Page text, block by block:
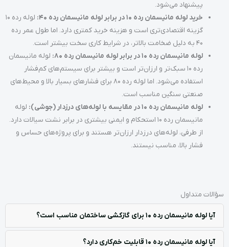
پیشنهاد می‌شود.
خرید لوله مانیسمان رده 10 در برابر لوله مانیسمان رده 40:
لوله رده 10
گزینه اقتصادی‌تری است و هزینه خرید کمتری دارد. اما طول عمر رده
40 به دلیل ضخامت بالاتر، در شرایط کاری سخت بیشتر است.
لوله مانیسمان رده 10 در برابر لوله مانیسمان رده 80:
لوله مانیسمان
رده 10 سبک‌تر و ارزان‌تر است و بیشتر برای سیستم‌های کم‌فشار
استفاده می‌شود. اما لوله رده 80 برای فشارهای بسیار بالا و محیط‌های
صنعتی سنگین مناسب است.
لوله مانیسمان رده 10 در مقایسه با لوله‌های درزدار (جوشی):
لوله
مانیسمان رده 10 استحکام و ایمنی بیشتری در برابر نشت سیالات دارد.
از طرفی، لوله‌های درزدار ارزان‌تر هستند و برای پروژه‌های حساس و
فشار بالا، مناسب نیستند.
سؤالات متداول
آیا لوله مانیسمان رده 10 برای گازکشی ساختمان مناسب است؟
آیا لوله مانیسمان رده 10 قابلیت خم‌کاری دارد؟